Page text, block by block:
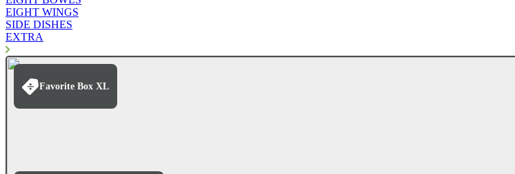
EIGHT WINGS
SIDE DISHES
EXTRA
Favorite Box XL